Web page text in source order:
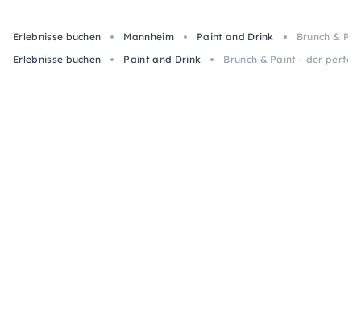
Erlebnisse buchen Mannheim Paint and Drink
Brunch &
Erlebnisse buchen
Paint and Drink Brunch & Paint - der